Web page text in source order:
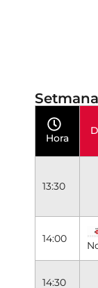
Hora
13:30
14:00
14:30